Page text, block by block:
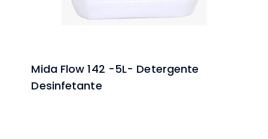
Mida Flow 142 -5L- Detergente
Desinfetante